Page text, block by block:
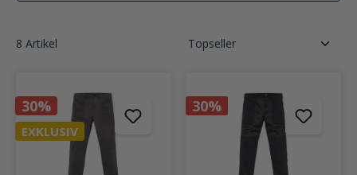
8 Artikel
30%
EXKLUSIV
30%